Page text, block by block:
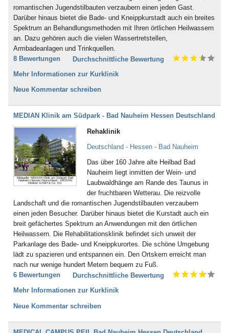
romantischen Jugendstilbauten verzaubern einen jeden Gast.
Darüber hinaus bietet die Bade- und Kneippkurstadt auch ein breites
Spektrum an Behandlungsmethoden mit Ihren örtlichen Heilwassern
an. Dazu gehören auch die vielen Wassertretstellen,
Armbadeanlagen und Trinkquellen.
8 Bewertungen
Durchschnittliche Bewertung
Mehr Informationen zur Kurklinik
Neue Kommentar schreiben
MEDIAN Klinik am Südpark - Bad Nauheim Hessen Deutschland
Bildquelle: MEDIAN Klinik am Südpark Bad
Nauheim Hessen Deutschland - MEDIAN
Kliniken GmbH & Co. KG
Rehaklinik
Deutschland - Hessen - Bad Nauheim
Das über 160 Jahre alte Heilbad Bad
Nauheim liegt inmitten der Wein- und
Laubwaldhänge am Rande des Taunus in
der fruchtbaren Wetterau. Die reizvolle
Landschaft und die romantischen Jugendstilbauten verzaubern
einen jeden Besucher. Darüber hinaus bietet die Kurstadt auch ein
breit gefächertes Spektrum an Anwendungen mit den örtlichen
Heilwassern. Die Rehabilitationsklinik befindet sich unweit der
Parkanlage des Bade- und Kneippkurortes. Die schöne Umgebung
lädt zu spazieren und entspannen ein. Den Ortskern erreicht man
nach nur wenige hundert Metern bequem zu Fuß.
6 Bewertungen
Durchschnittliche Bewertung
Mehr Informationen zur Kurklinik
Neue Kommentar schreiben